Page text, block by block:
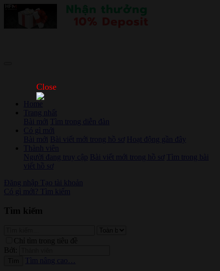
Home
Trang nhất
Bài mới
Tìm trong diễn đàn
Có gì mới
Bài mới Bài viết mới trong hồ sơ Hoạt động gần đây
Thành viên
Người đang truy cập Bài viết mới trong hồ sơ Tìm trong bài
viết hồ sơ
Đăng nhập Tạo tài khoản
Có gì mới? Tìm kiếm
Tìm kiếm
Chỉ tìm trong tiêu đề
Bởi:
Tìm nâng cao…
Close